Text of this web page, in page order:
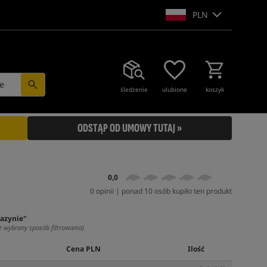
PLN
śledzenie ulubione koszyk
ODSTĄP OD UMOWY TUTAJ »
0,0
0 opinii | ponad 10 osób kupiło ten produkt
wybrany sposób filtrowania)
Cena PLN Ilość